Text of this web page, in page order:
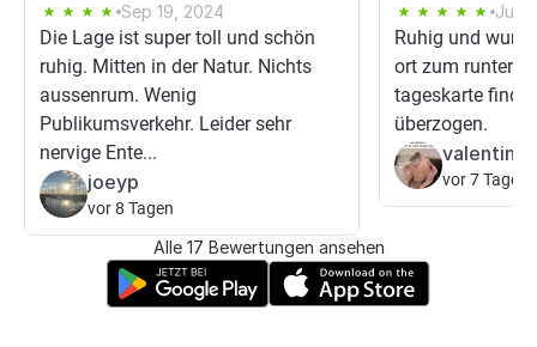
Sep 19, 2024
Die Lage ist super toll und schön
ruhig. Mitten in der Natur. Nichts
aussenrum. Wenig
Publikumsverkehr. Leider sehr
nervige Ente...
joeyp
vor 8 Tagen
Jun
Ruhig und
ort zum
tageskarte finde
überzogen.
valentin
vor 7 Tagen
Alle 17 Bewertungen ansehen